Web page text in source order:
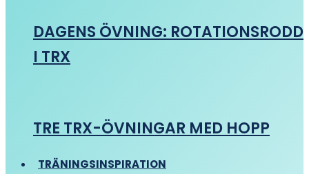
DAGENS ÖVNING: ROTATIONSRODD
I TRX
TRE TRX-ÖVNINGAR MED HOPP
TRÄNINGSINSPIRATION